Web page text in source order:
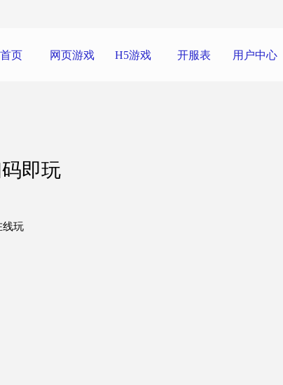
首页 网页游戏 H5游戏 开服表 用户中心
即玩
线玩